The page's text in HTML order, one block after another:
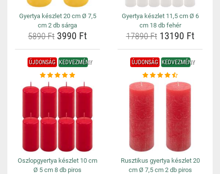
Gyertya készlet 20 cm Ø 7,5
cm 2 db sárga
5890 Ft 3990 Ft
Gyertya készlet 11,5 cm Ø 6
cm 18 db fehér
17890 Ft13190 Ft
ÚJDONSÁG KEDVEZMÉNY
Oszlopgyertya készlet 10 cm
Ø 5 cm 8 db piros
ÚJDONSÁG KEDVEZMÉNY
Rusztikus gyertya készlet 20
cm Ø 7,5 cm 2 db piros